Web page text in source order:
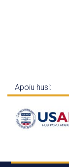
Apoiu husi: